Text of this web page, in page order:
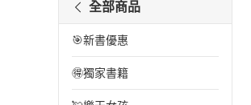
全部商品
🎯新書優惠
🉐獨家書籍